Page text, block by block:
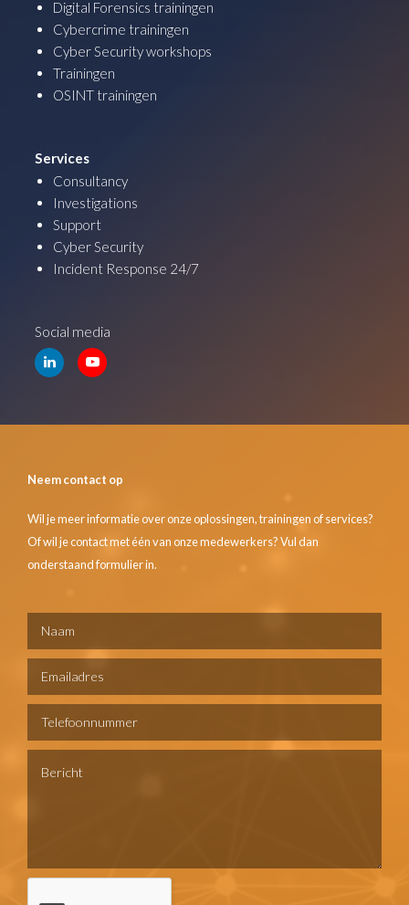
Digital Forensics trainingen
Cybercrime trainingen
Cyber Security workshops
Trainingen
OSINT trainingen
Services
Consultancy
Investigations
Support
Cyber Security
Incident Response 24/7
Social media
Neem contact op
Wil je meer informatie over onze oplossingen, trainingen of services?
Of wil je contact met één van onze medewerkers? Vul dan
onderstaand formulier in.